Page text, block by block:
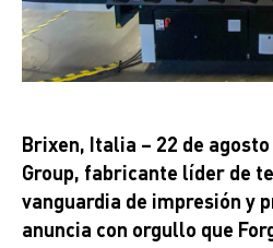
Brixen, Italia – 22 de
Group, fabricante líder de
vanguardia de impresión y
anuncia con orgullo que